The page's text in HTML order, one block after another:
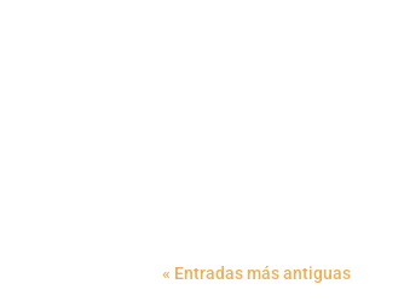
« Entradas más antiguas